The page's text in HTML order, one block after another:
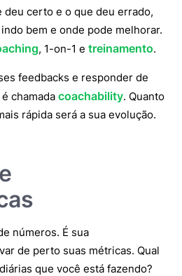
deu certo e o que deu errado,
bem e onde pode melhorar.
, 1-on-1 e treinamento.
feedbacks e responder de
chamada coachability. Quanto
rápida será a sua evolução.
números. É sua
de perto suas métricas. Qual
que você está fazendo?